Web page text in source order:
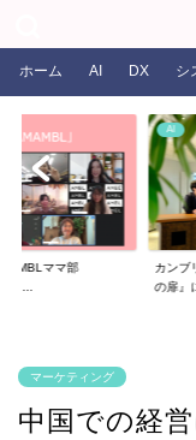
ホーム AI DX シ
AMBLママ部
AI
カンブ
の扉』
マーケティング
中国での経